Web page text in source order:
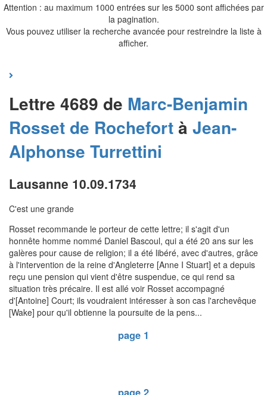
Attention : au maximum 1000 entrées sur les 5000 sont affichées par
la pagination.
Vous pouvez utiliser la recherche avancée pour restreindre la liste à
afficher.
Lettre 4689 de Marc-Benjamin
Rosset de Rochefortà Jean-
Alphonse Turrettini
Lausanne 10.09.1734
C'est une grande
Rosset recommande le porteur de cette lettre; il s'agit d'un
honnête homme nommé Daniel Bascoul, qui a été 20 ans sur les
galères pour cause de religion; il a été libéré, avec d'autres, grâce
à l'intervention de la reine d'Angleterre [Anne I Stuart] et a depuis
reçu une pension qui vient d'être suspendue, ce qui rend sa
situation très précaire. Il est allé voir Rosset accompagné
d'[Antoine] Court; ils voudraient intéresser à son cas l'archevêque
[Wake] pour qu'il obtienne la poursuite de la pens...
page 1
page 2